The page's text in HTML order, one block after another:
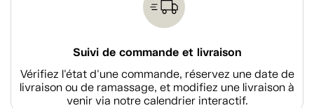
Suivi de commande et livraison
Vérifiez l'état d'une commande, réservez une date de
livraison ou de ramassage, et modifiez une livraison à
venir via notre calendrier interactif.